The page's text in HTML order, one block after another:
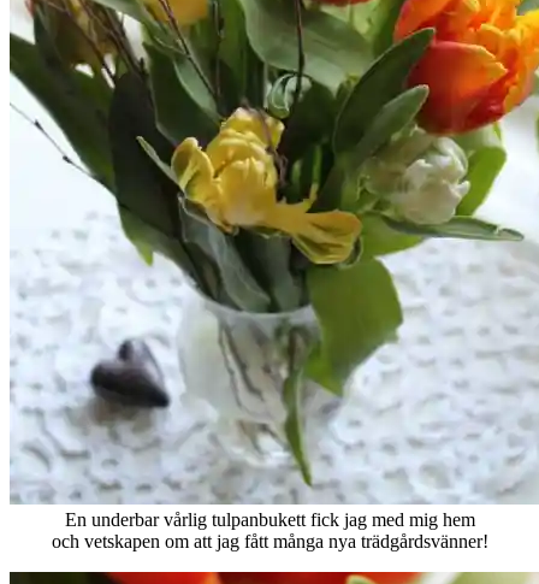
En underbar vårlig tulpanbukett fick jag med mig hem
och vetskapen om att jag fått många nya trädgårdsvänner!